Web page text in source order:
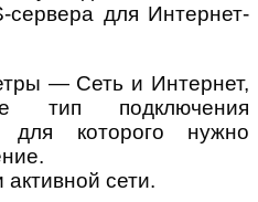
сервера для Интернет-
— Сеть и Интернет,
тип подключения
для которого нужно
сети.